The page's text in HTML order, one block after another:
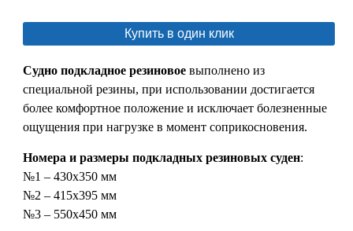
Купить в один клик
Судно подкладное резиновое выполнено из
специальной резины, при использовании достигается
более комфортное положение и исключает болезненные
ощущения при нагрузке в момент соприкосновения.
Номера и размеры подкладных резиновых суден:
№1 – 430х350 мм
№2 – 415х395 мм
№3 – 550х450 мм